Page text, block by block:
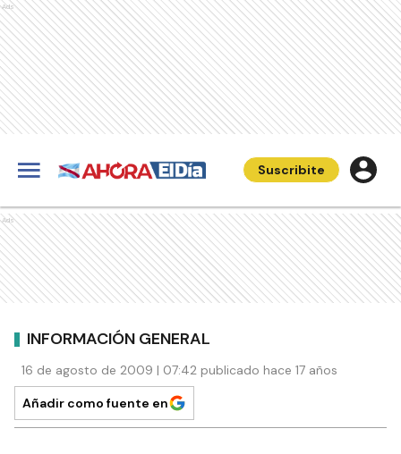
Ads
Suscribite
Ads
INFORMACIÓN GENERAL
16 de agosto de 2009 | 07:42 publicado hace 17 años
Añadir como fuente en